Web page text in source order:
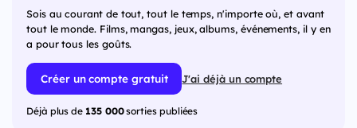
Sois au courant de tout, tout le temps, n'importe où, et avant
tout le monde. Films, mangas, jeux, albums, événements, il y en
a pour tous les goûts.
Créer un compte gratuit J'ai déjà un compte
Déjà plus de 135 000sorties publiées